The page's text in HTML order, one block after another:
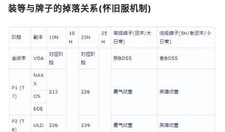
装等与牌子的掉落关系(怀旧服机制)